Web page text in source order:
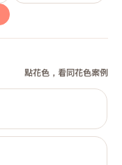
點花色，看同花色案例